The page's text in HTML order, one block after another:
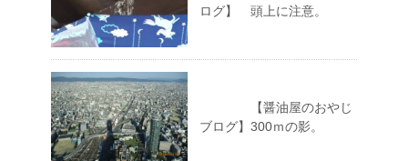
ログ】 頭上に注意。
【醤油屋のおやじ
ブログ】300ｍの影。